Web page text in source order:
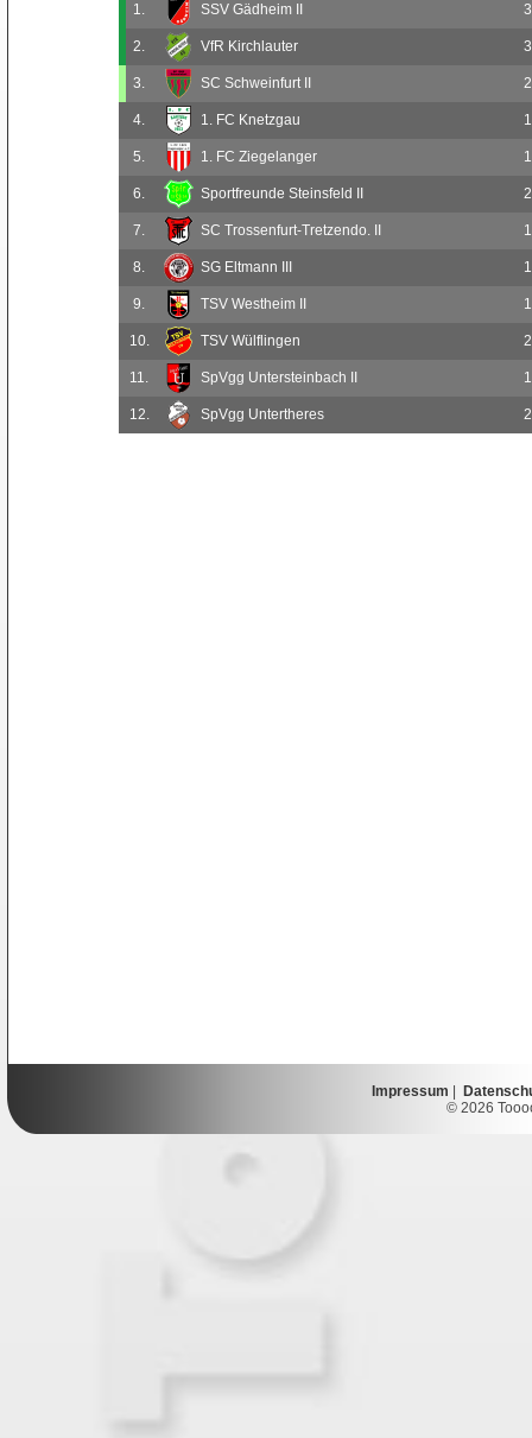
1.
SSV Gädheim II 3
2. VfR Kirchlauter 3
3. SC Schweinfurt II 2
4. 1. FC Knetzgau 1
5. 1. FC Ziegelanger 1
6. Sportfreunde Steinsfeld II 2
7. SC Trossenfurt-Tretzendo. II 1
8. SG Eltmann III 1
9. TSV Westheim II 1
10. TSV Wülflingen 2
11. SpVgg Untersteinbach II 1
12. SpVgg Untertheres 2
Impressum
© 2026